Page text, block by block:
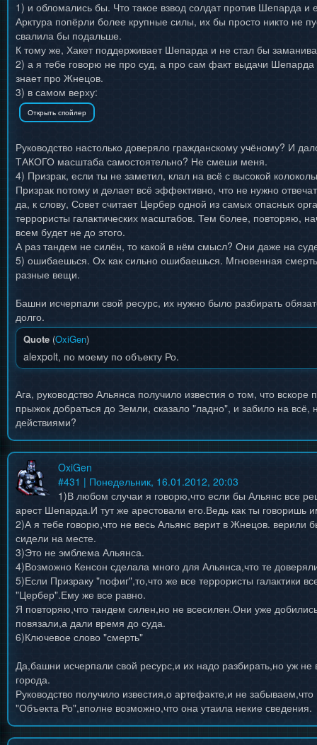
1) и обломались бы. Что такое взвод солдат против Шепарда
Арктура попёрли более крупные силы, их бы просто никто не
свалила бы подальше.
К тому же, Хакет поддерживает Шепарда и не стал бы
2) а я тебе говорю не про суд, а про сам факт выдачи
знает про Жнецов.
3) в самом верху:
Руководство настолько доверяло гражданскому учёному? И
ТАКОГО масштаба самостоятельно? Не смеши меня.
4) Призрак, если ты не заметил, клал на всё с высокой
Призрак потому и делает всё эффективно, что не нужно
да, к слову, Совет считает Цербер одной из самых опасных
террористы галактических масштабов. Тем более, повторяю,
всем будет не до этого.
А раз тандем не силён, то какой в нём смысл? Они даже на
5) ошибаешься. Ох как сильно ошибаешься. Мгновенная
разные вещи.
Башни исчерпали свой ресурс, их нужно было разбирать
долго.
Quote (OxiGen)
alexpolt, по моему по объекту Ро.
Ага, руководство Альянса получило известия о том, что
прыжок добраться до Земли, сказало "ладно", и забило на всё,
действиями?
OxiGen
#431 | Понедельник, 16.01.2012, 20:03
1)В любом случаи я говорю,что если бы Альянс все
арест Шепарда.И тут же арестовали его.Ведь как ты говоришь
2)А я тебе говорю,что не весь Альянс верит в Жнецов. верили
сидели на месте.
3)Это не эмблема Альянса.
4)Возможно Кенсон сделала много для Альянса,что те
5)Если Призраку "пофиг",то,что же все террористы галактики
"Цербер".Ему же все равно.
Я повторяю,что тандем силен,но не всесилен.Они уже
повязали,а дали время до суда.
6)Ключевое слово "смерть"
Да,башни исчерпали свой ресурс,и их надо разбирать,но уж не
города.
Руководство получило известия,о артефакте,и не
"Объекта Ро",вполне возможно,что она утаила некие сведения.